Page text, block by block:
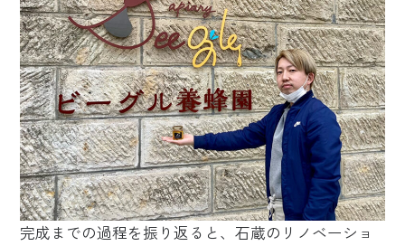
完成までの過程を振り返ると、石蔵のリノベーショ